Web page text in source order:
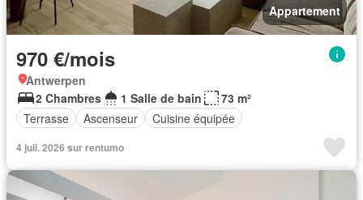
Appartement
970 €/mois
Antwerpen
2 Chambres
1 Salle de bain
73 m²
Terrasse
Ascenseur Cuisine équipée
4 juil. 2026 sur rentumo